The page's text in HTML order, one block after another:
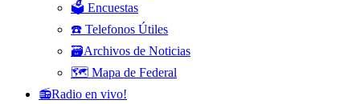
🗳️ Encuestas
☎️ Telefonos Útiles
🗃️Archivos de Noticias
🗺️ Mapa de Federal
📻Radio en vivo!